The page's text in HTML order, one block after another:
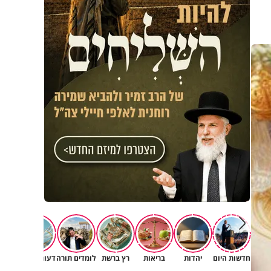
חדשות היום יהדות בריאות רץ ברשת לומדים תורהדעות וטורים